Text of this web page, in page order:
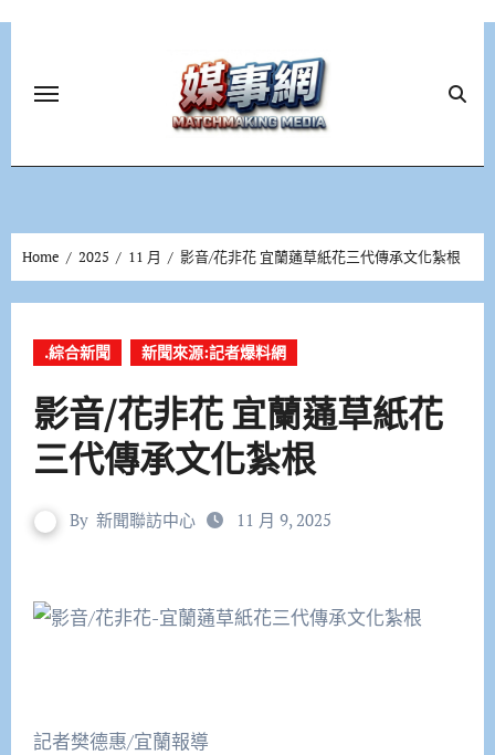
Home 2025 11 月 影音/花非花 宜蘭蓪草紙花三代傳承文化紮根
.綜合新聞 新聞來源:記者爆料網
影音/花非花 宜蘭蓪草紙花
三代傳承文化紮根
By 新聞聯訪中心 11 月 9, 2025
記者樊德惠/宜蘭報導